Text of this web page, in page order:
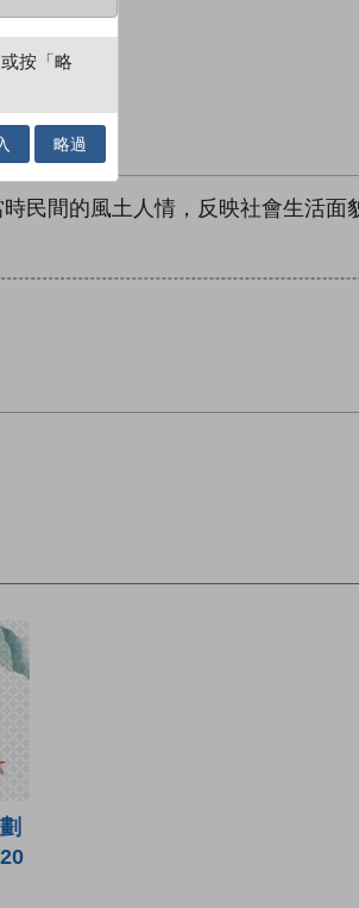
民間的風土人情，反映社會生活面
按「略
略過